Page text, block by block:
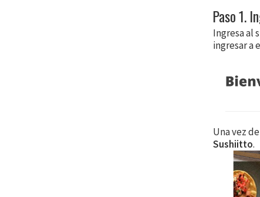
Paso 1.
Ingresa al
ingresar a
Una vez
Sushiitto.